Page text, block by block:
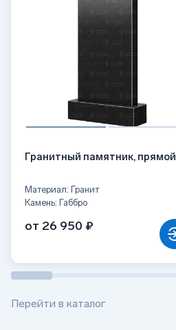
Гранитный памятник, прямой
Материал: Гранит
Камень: Габбро
от 26 950 ₽
Перейти в каталог